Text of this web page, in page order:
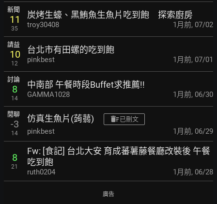
新聞
11
35
炭烤生蠔、黑鮪魚生魚片吃到飽 探索廚房
troy30408 1月前, 07/02
請益
10
12
台北市有田螺的吃到飽
pinkbest 1月前, 07/01
討論
8
14
中南部 午餐時段Buffet求推薦!!
GAMMA1028 1月前, 06/30
閒聊
-3
14
仿真生魚片(蒟蒻) 已刪文
pinkbest 1月前, 06/29
8
21
Fw: [食記] 台北大安 育成蕃薯藤餐廳改裝後 午餐
吃到飽
ruth0204 1月前, 06/28
廣告